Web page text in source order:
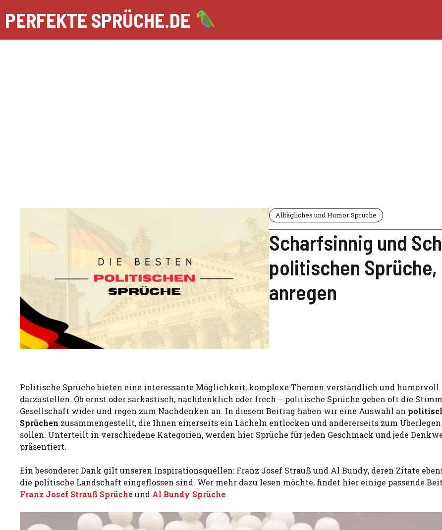
Inhalt
springen
PERFEKTE SPRÜCHE.DE
Alltägliches und Humor Sprüche
Scharfsinnig und
politischen
anregen
Politische Sprüche bieten eine interessante Möglichkeit, komplexe Themen verständlich und humorvoll
darzustellen. Ob ernst oder sarkastisch, nachdenklich oder frech – politische Sprüche geben oft die
Gesellschaft wider und regen zum Nachdenken an. In diesem Beitrag haben wir eine Auswahl an
Sprüchen zusammengestellt, die Ihnen einerseits ein Lächeln entlocken und andererseits zum
sollen. Unterteilt in verschiedene Kategorien, werden hier Sprüche für jeden Geschmack und jede
präsentiert.
Ein besonderer Dank gilt unseren Inspirationsquellen: Franz Josef Strauß und Al Bundy, deren Zitate
die politische Landschaft eingeflossen sind. Wer mehr dazu lesen möchte, findet hier einige passende
Franz Josef Strauß Sprücheund Al Bundy Sprüche.